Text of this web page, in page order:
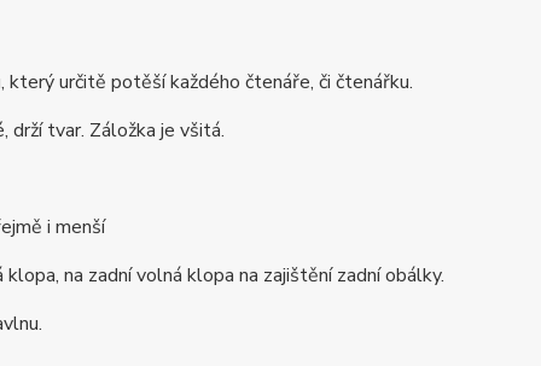
určitě potěší každého čtenáře, či čtenářku.
drží tvar. Záložka je všitá.
i menší
na zadní volná klopa na zajištění zadní obálky.